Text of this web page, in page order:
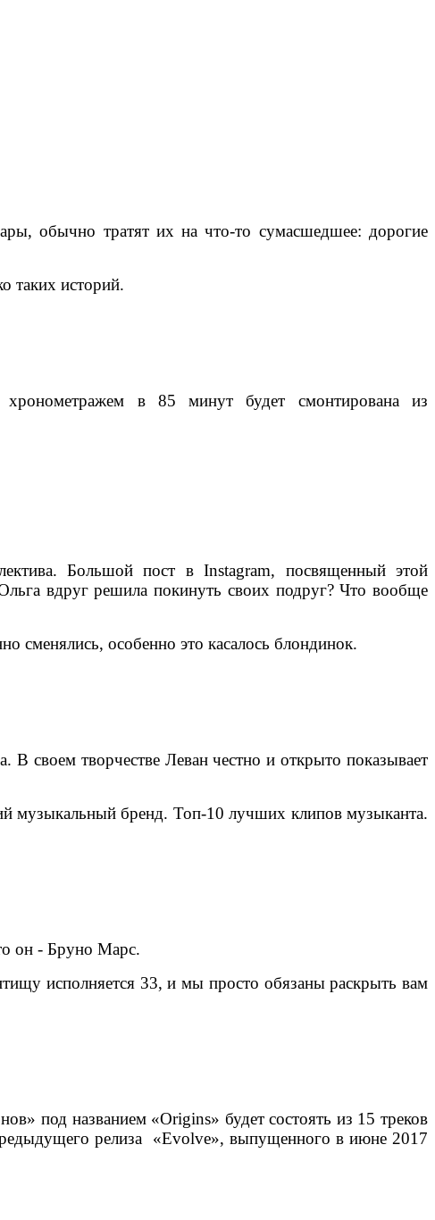
обычно тратят их на что-то сумасшедшее: дорогие
таких историй.
в 85 минут будет смонтирована из
Большой пост в Instagram, посвященный этой
вдруг решила покинуть своих подруг? Что вообще
сменялись, особенно это касалось блондинок.
В своем творчестве Леван честно и открыто показывает
музыкальный бренд. Топ-10 лучших клипов музыканта.
он - Бруно Марс.
исполняется 33, и мы просто обязаны раскрыть вам
под названием «Origins» будет состоять из 15 треков
релиза «Evolve», выпущенного в июне 2017